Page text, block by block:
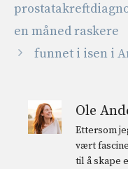
en måned raskere
funnet i isen i
Ole
Ettersom
vært
til å skape